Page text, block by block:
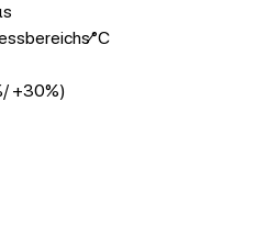
+30%)